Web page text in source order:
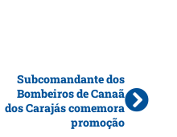
Subcomandante dos
Bombeiros de Canaã
dos Carajás comemora
promoção